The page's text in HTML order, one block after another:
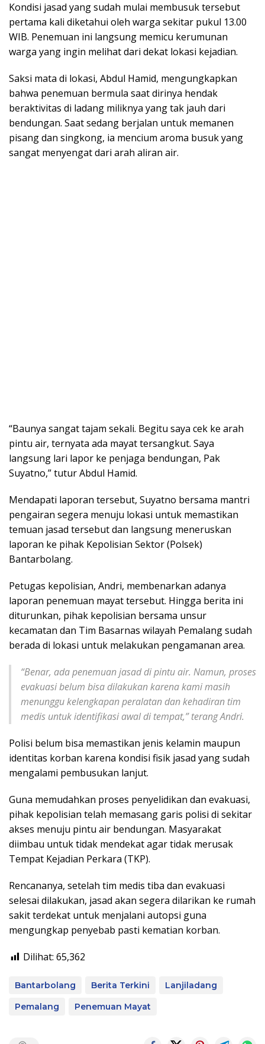
Kondisi jasad yang sudah mulai membusuk tersebut
pertama kali diketahui oleh warga sekitar pukul 13.00
WIB. Penemuan ini langsung memicu kerumunan
warga yang ingin melihat dari dekat lokasi kejadian.
Saksi mata di lokasi, Abdul Hamid, mengungkapkan
bahwa penemuan bermula saat dirinya hendak
beraktivitas di ladang miliknya yang tak jauh dari
bendungan. Saat sedang berjalan untuk memanen
pisang dan singkong, ia mencium aroma busuk yang
sangat menyengat dari arah aliran air.
“Baunya sangat tajam sekali. Begitu saya cek ke arah
pintu air, ternyata ada mayat tersangkut. Saya
langsung lari lapor ke penjaga bendungan, Pak
Suyatno,” tutur Abdul Hamid.
Mendapati laporan tersebut, Suyatno bersama mantri
pengairan segera menuju lokasi untuk memastikan
temuan jasad tersebut dan langsung meneruskan
laporan ke pihak Kepolisian Sektor (Polsek)
Bantarbolang.
Petugas kepolisian, Andri, membenarkan adanya
laporan penemuan mayat tersebut. Hingga berita ini
diturunkan, pihak kepolisian bersama unsur
kecamatan dan Tim Basarnas wilayah Pemalang sudah
berada di lokasi untuk melakukan pengamanan area.
“Benar, ada penemuan jasad di pintu air. Namun, proses
evakuasi belum bisa dilakukan karena kami masih
menunggu kelengkapan peralatan dan kehadiran tim
medis untuk identifikasi awal di tempat,” terang Andri.
Polisi belum bisa memastikan jenis kelamin maupun
identitas korban karena kondisi fisik jasad yang sudah
mengalami pembusukan lanjut.
Guna memudahkan proses penyelidikan dan evakuasi,
pihak kepolisian telah memasang garis polisi di sekitar
akses menuju pintu air bendungan. Masyarakat
diimbau untuk tidak mendekat agar tidak merusak
Tempat Kejadian Perkara (TKP).
Rencananya, setelah tim medis tiba dan evakuasi
selesai dilakukan, jasad akan segera dilarikan ke rumah
sakit terdekat untuk menjalani autopsi guna
mengungkap penyebab pasti kematian korban.
Dilihat: 65,362
Bantarbolang Berita Terkini
Lanjiladang
Pemalang
Penemuan Mayat